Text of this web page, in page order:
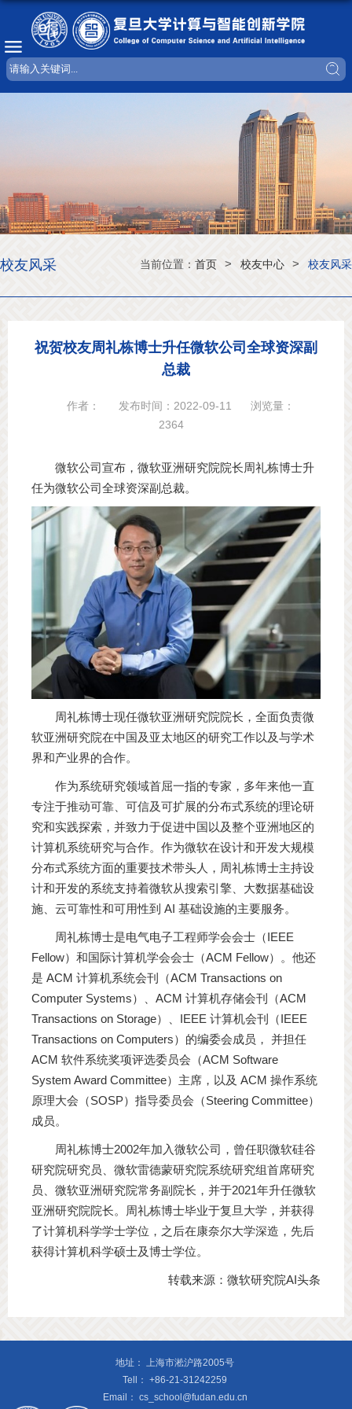
当前位置： 首页 > 校友中心 > 校友风采
校友风采
祝贺校友周礼栋博士升任微软公司全球资深副
总裁
作者： 发布时间：2022-09-11
浏览量：
2364
微软公司宣布，微软亚洲研究院院长周礼栋博士升
任为微软公司全球资深副总裁。
周礼栋博士现任微软亚洲研究院院长，全面负责微
软亚洲研究院在中国及亚太地区的研究工作以及与学术
界和产业界的合作。
作为系统研究领域首屈一指的专家，多年来他一直
专注于推动可靠、可信及可扩展的分布式系统的理论研
究和实践探索，并致力于促进中国以及整个亚洲地区的
计算机系统研究与合作。作为微软在设计和开发大规模
分布式系统方面的重要技术带头人，周礼栋博士主持设
计和开发的系统支持着微软从搜索引擎、大数据基础设
施、云可靠性和可用性到 AI 基础设施的主要服务。
周礼栋博士是电气电子工程师学会会士（IEEE
Fellow）和国际计算机学会会士（ACM Fellow）。他还
是 ACM 计算机系统会刊（ACM Transactions on
Computer Systems）、ACM 计算机存储会刊（ACM
Transactions on Storage）、IEEE 计算机会刊（IEEE
Transactions on Computers）的编委会成员， 并担任
ACM 软件系统奖项评选委员会（ACM Software
System Award Committee）主席，以及 ACM 操作系统
原理大会（SOSP）指导委员会（Steering Committee）
成员。
周礼栋博士2002年加入微软公司，曾任职微软硅谷
研究院研究员、微软雷德蒙研究院系统研究组首席研究
员、微软亚洲研究院常务副院长，并于2021年升任微软
亚洲研究院院长。周礼栋博士毕业于复旦大学，并获得
了计算机科学学士学位，之后在康奈尔大学深造，先后
获得计算机科学硕士及博士学位。
转载来源：微软研究院AI头条
地址： 上海市淞沪路2005号
Tell： +86-21-31242259
Email： cs_school@fudan.edu.cn